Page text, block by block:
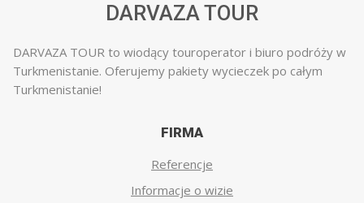
DARVAZA TOUR
DARVAZA TOUR to wiodący touroperator i biuro podróży w
Turkmenistanie. Oferujemy pakiety wycieczek po całym
Turkmenistanie!
FIRMA
Referencje
Informacje o wizie